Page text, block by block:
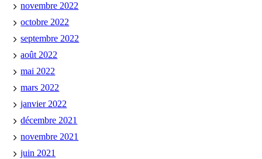
novembre 2022
octobre 2022
septembre 2022
août 2022
mai 2022
mars 2022
janvier 2022
décembre 2021
novembre 2021
juin 2021